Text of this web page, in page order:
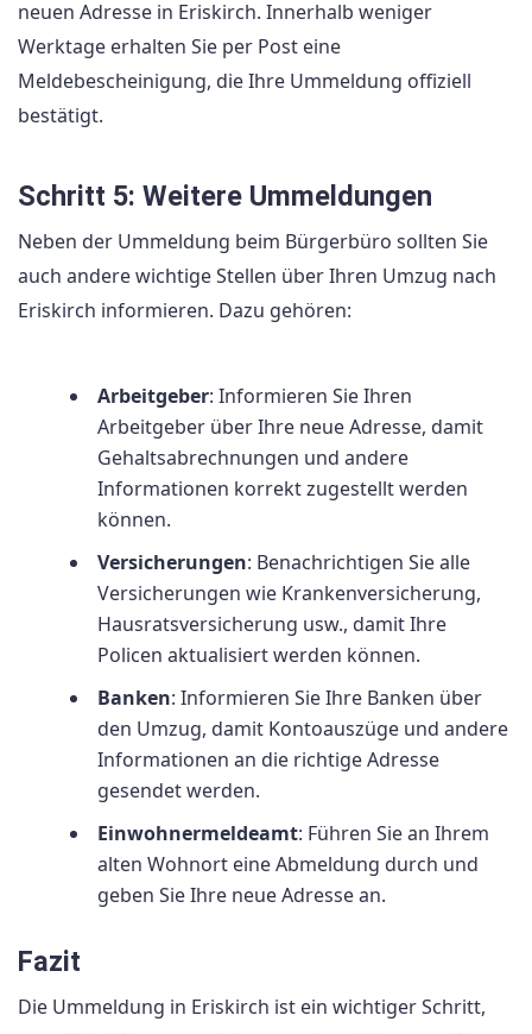
neuen Adresse in Eriskirch. Innerhalb weniger
Werktage erhalten Sie per Post eine
Meldebescheinigung, die Ihre Ummeldung offiziell
bestätigt.
Schritt 5: Weitere Ummeldungen
Neben der Ummeldung beim Bürgerbüro sollten Sie
auch andere wichtige Stellen über Ihren Umzug nach
Eriskirch informieren. Dazu gehören:
Arbeitgeber: Informieren Sie Ihren
Arbeitgeber über Ihre neue Adresse, damit
Gehaltsabrechnungen und andere
Informationen korrekt zugestellt werden
können.
Versicherungen: Benachrichtigen Sie alle
Versicherungen wie Krankenversicherung,
Hausratsversicherung usw., damit Ihre
Policen aktualisiert werden können.
Banken: Informieren Sie Ihre Banken über
den Umzug, damit Kontoauszüge und andere
Informationen an die richtige Adresse
gesendet werden.
Einwohnermeldeamt: Führen Sie an Ihrem
alten Wohnort eine Abmeldung durch und
geben Sie Ihre neue Adresse an.
Fazit
Die Ummeldung in Eriskirch ist ein wichtiger Schritt,